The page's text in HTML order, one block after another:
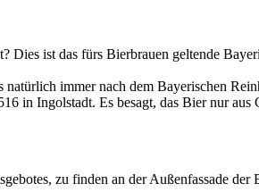
ist das fürs Bierbrauen geltende
immer nach dem Bayerischen
in Ingolstadt. Es besagt, das Bier nur aus
zu finden an der Außenfassade der